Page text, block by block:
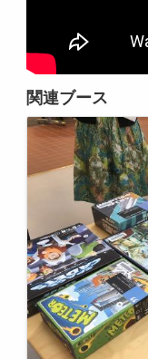
関連ブース